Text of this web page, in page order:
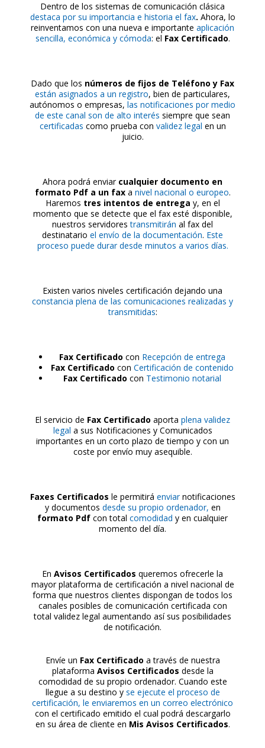
Dentro de los sistemas de comunicación clásica
destaca por su importancia e historia el fax. Ahora, lo
reinventamos con una nueva e importante aplicación
sencilla, económica y cómoda: el Fax Certificado.
Dado que los números de fijos de Teléfono y Fax
están asignados a un registro, bien de particulares,
autónomos o empresas, las notificaciones por medio
de este canal son de alto interés siempre que sean
certificadas como prueba con validez legal en un
juicio.
Ahora podrá enviar cualquier documento en
formato Pdf a un faxa nivel nacional o europeo.
Haremos tres intentos de entrega y, en el
momento que se detecte que el fax esté disponible,
nuestros servidorestransmitirán al fax del
destinatario el envío de la documentación. Este
proceso puede durar desde minutos a varios días.
Existen varios niveles certificación dejando una
constancia plena de las comunicaciones realizadas y
transmitidas:
Fax Certificado con Recepción de entrega
Fax Certificado con Certificación de contenido
Fax Certificado con Testimonio notarial
El servicio de Fax Certificado aporta plena validez
legal a sus Notificaciones y Comunicados
importantes en un corto plazo de tiempo y con un
coste por envío muy asequible.
Faxes Certificados le permitirá enviarnotificaciones
y documentos desde su propio ordenador, en
formato Pdf con total comodidad y en cualquier
momento del día.
En Avisos Certificados queremos ofrecerle la
mayor plataforma de certificación a nivel nacional de
forma que nuestros clientes dispongan de todos los
canales posibles de comunicación certificada con
total validez legal aumentando así sus posibilidades
de notificación.
Envíe un Fax Certificado a través de nuestra
plataforma Avisos Certificados desde la
comodidad de su propio ordenador. Cuando este
llegue a su destino yse ejecute el proceso de
certificación, le enviaremos en un correo electrónico
con el certificado emitido el cual podrá descargarlo
en su área de cliente en Mis Avisos Certificados.